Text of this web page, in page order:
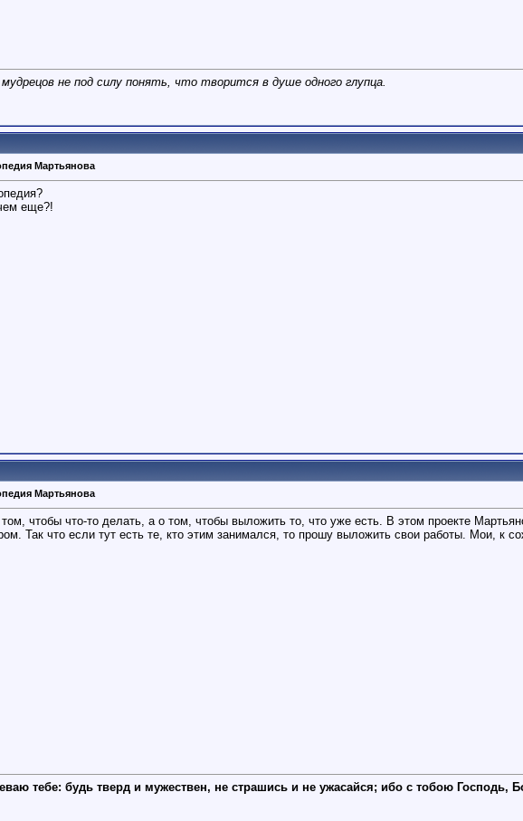
не под силу понять, что творится в душе одного глупца.
Мартьянова
еще?!
Мартьянова
чтобы что-то делать, а о том, чтобы выложить то, что уже есть. В этом проекте
Так что если тут есть те, кто этим занимался, то прошу выложить свои работы. Мои, к
тебе: будь тверд и мужествен, не страшись и не ужасайся; ибо с тобою Господь,